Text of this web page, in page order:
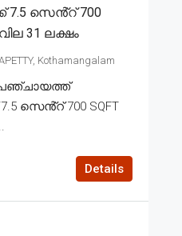
സെൻ്റ് 700
31 ലക്ഷം
Kothamangalam
പഞ്ചായത്ത്
സെൻ്റ് 700 SQFT
Details